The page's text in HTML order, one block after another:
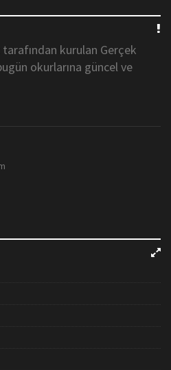
tarafından kurulan Gerçek
okurlarına güncel ve